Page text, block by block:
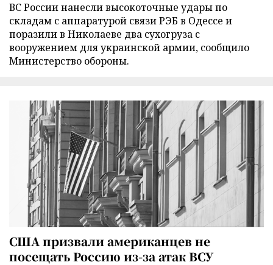
ВС России нанесли высокоточные удары по
складам с аппаратурой связи РЭБ в Одессе и
поразили в Николаеве два сухогруза с
вооружением для украинской армии, сообщило
Министерство обороны.
США призвали американцев не
посещать Россию из-за атак ВСУ